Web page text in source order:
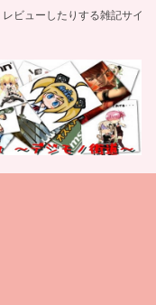
ビューしたりする雑記サイ